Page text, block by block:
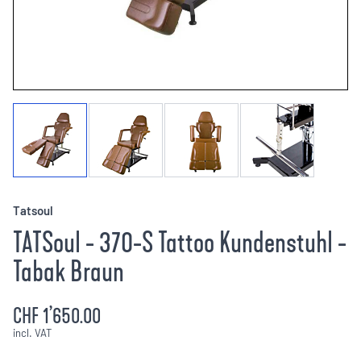
Tatsoul
TATSoul - 370-S Tattoo Kundenstuhl -
Tabak Braun
CHF 1’650.00
incl. VAT